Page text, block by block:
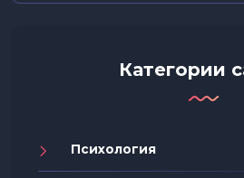
Категории
Психология